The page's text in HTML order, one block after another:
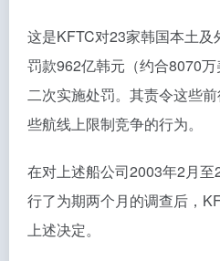
这是KFTC对23家韩国本土
罚款962亿韩元（约合8070
二次实施处罚。其责令这些
些航线上限制竞争的行为。
在对上述船公司2003年2月
行了为期两个月的调查后，
上述决定。